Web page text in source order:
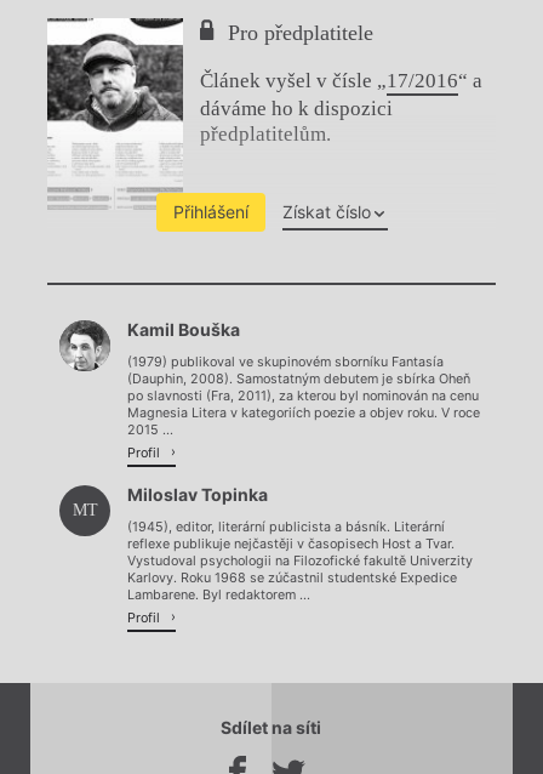
Pro předplatitele
Článek vyšel v čísle „17/2016“ a
dáváme ho k dispozici
předplatitelům.
Přihlášení Získat číslo
Chviličku.
Načítá se.
Kamil Bouška
(1979) publikoval ve skupinovém sborníku Fantasía
(Dauphin, 2008). Samostatným debutem je sbírka Oheň
po slavnosti (Fra, 2011), za kterou byl nominován na cenu
Magnesia Litera v kategoriích poezie a objev roku. V roce
2015 ...
Profil
MT
Miloslav Topinka
(1945), editor, literární publicista a básník. Literární
reflexe publikuje nejčastěji v časopisech Host a Tvar.
Vystudoval psychologii na Filozofické fakultě Univerzity
Karlovy. Roku 1968 se zúčastnil studentské Expedice
Lambarene. Byl redaktorem ...
Profil
Sdílet na síti